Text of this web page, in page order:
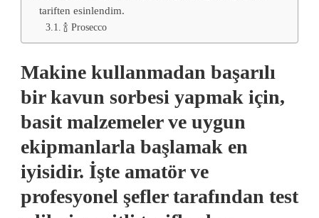
tariften esinlendim.
🍾 Prosecco
Makine kullanmadan başarılı
bir kavun sorbesi yapmak için,
basit malzemeler ve uygun
ekipmanlarla başlamak en
iyisidir. İşte amatör ve
profesyonel şefler tarafından test